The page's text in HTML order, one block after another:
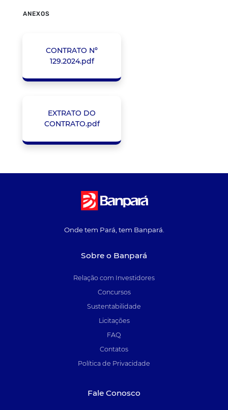
ANEXOS
CONTRATO Nº
129.2024.pdf
EXTRATO DO
CONTRATO.pdf
Onde tem Pará, tem Banpará.
Sobre o Banpará
Relação com Investidores
Concursos
Sustentabilidade
Licitações
FAQ
Contatos
Política de Privacidade
Fale Conosco